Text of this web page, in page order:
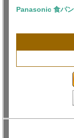
Panasonic 食パ